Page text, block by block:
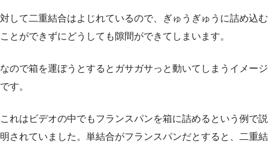
対して二重結合はよじれているので、ぎゅうぎゅうに詰め込む
ことができずにどうしても隙間ができてしまいます。
なので箱を運ぼうとするとガサガサっと動いてしまうイメージ
です。
これはビデオの中でもフランスパンを箱に詰めるという例で説
明されていました。単結合がフランスパンだとすると、二重結